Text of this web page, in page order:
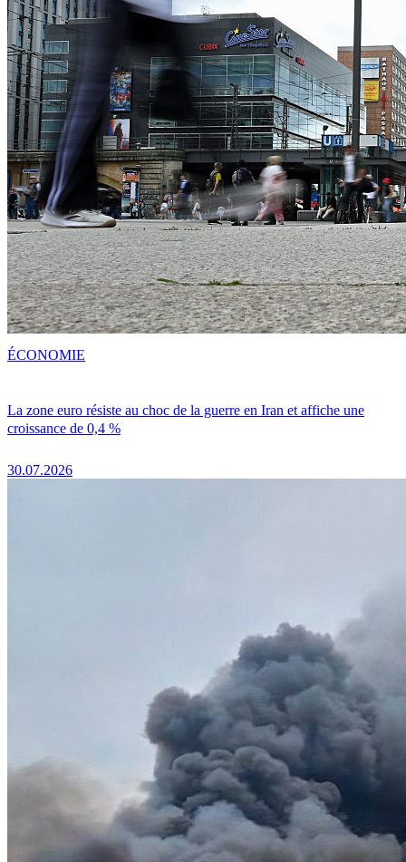
La zone euro résiste au choc de la guerre en Iran et affiche une
croissance de 0,4 %
30.07.2026
ÉCONOMIE